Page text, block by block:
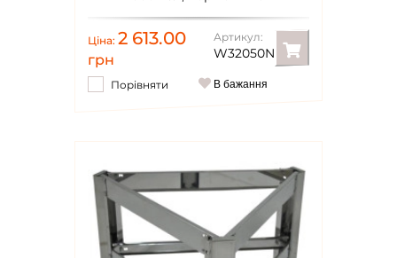
Ціна: 2 613.00
грн
Артикул:
W32050N
Порівняти В бажання